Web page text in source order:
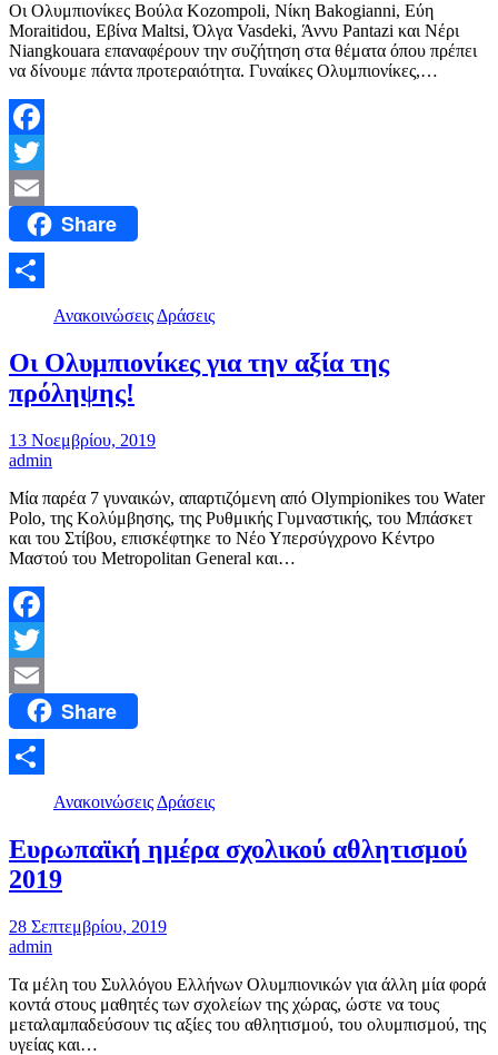
Oι Ολυμπιονίκες Βούλα Kozompoli, Νίκη Bakogianni, Εύη
Moraitidou, Εβίνα Maltsi, Όλγα Vasdeki, Άννυ Pantazi και Νέρι
Niangkouara επαναφέρουν την συζήτηση στα θέματα όπου πρέπει
να δίνουμε πάντα προτεραιότητα. Γυναίκες Ολυμπιονίκες,…
Facebook
Twitter
Email Share
Μοιραστείτε
Ανακοινώσεις Δράσεις
Οι Ολυμπιονίκες για την αξία της
πρόληψης!
13 Νοεμβρίου, 2019
admin
Μία παρέα 7 γυναικών, απαρτιζόμενη από Olympionikes του Water
Polo, της Κολύμβησης, της Ρυθμικής Γυμναστικής, του Μπάσκετ
και του Στίβου, επισκέφτηκε το Νέο Υπερσύγχρονο Κέντρο
Μαστού του Metropolitan General και…
Facebook
Twitter
Email Share
Μοιραστείτε
Ανακοινώσεις Δράσεις
Ευρωπαϊκή ημέρα σχολικού αθλητισμού
2019
28 Σεπτεμβρίου, 2019
admin
Τα μέλη του Συλλόγου Ελλήνων Ολυμπιονικών για άλλη μία φορά
κοντά στους μαθητές των σχολείων της χώρας, ώστε να τους
μεταλαμπαδεύσουν τις αξίες του αθλητισμού, του ολυμπισμού, της
υγείας και…